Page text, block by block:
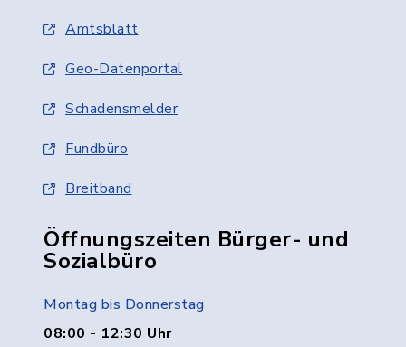
Amtsblatt
Geo-Datenportal
Schadensmelder
Fundbüro
Breitband
Öffnungszeiten Bürger- und
Sozialbüro
Montag bis Donnerstag
08:00 - 12:30 Uhr